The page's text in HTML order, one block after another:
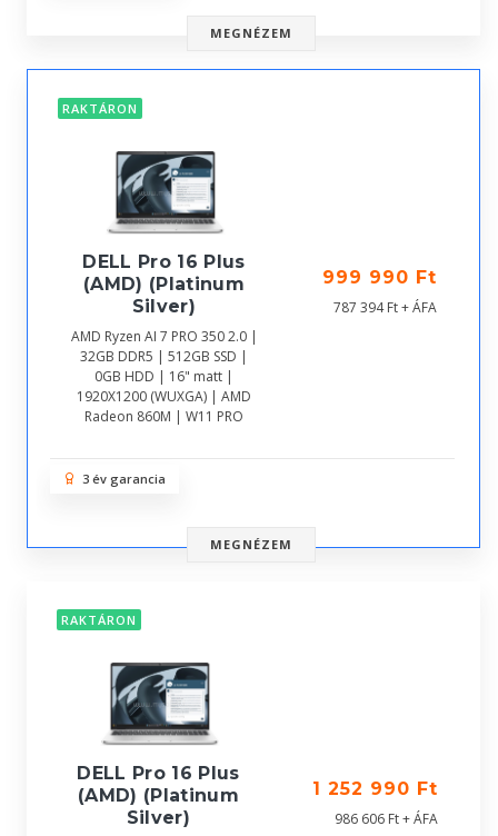
MEGNÉZEM
RAKTÁRON
DELL Pro 16 Plus
(AMD) (Platinum
Silver)
AMD Ryzen AI 7 PRO 350 2.0 |
32GB DDR5 | 512GB SSD |
0GB HDD | 16" matt |
1920X1200 (WUXGA) | AMD
Radeon 860M | W11 PRO
999 990 Ft
787 394 Ft + ÁFA
3 év garancia
MEGNÉZEM
RAKTÁRON
DELL Pro 16 Plus
(AMD) (Platinum
Silver)
1 252 990 Ft
986 606 Ft + ÁFA